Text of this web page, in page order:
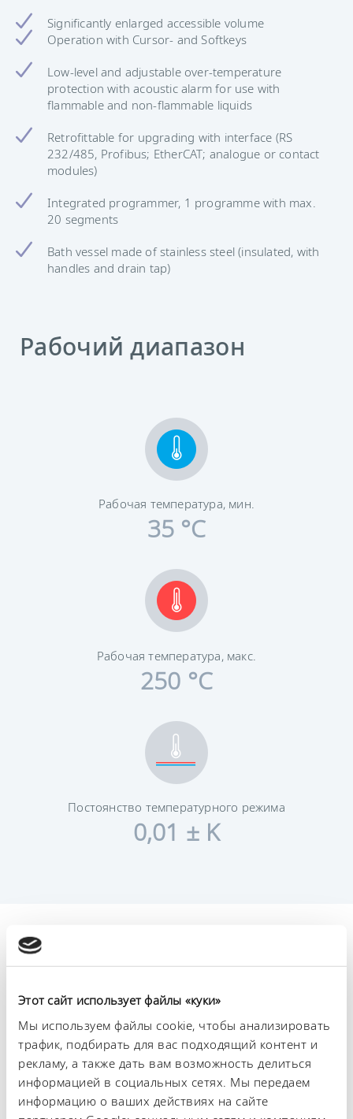
Этот сайт использует файлы «куки»
Мы используем файлы cookie, чтобы анализировать
трафик, подбирать для вас подходящий контент и
рекламу, а также дать вам возможность делиться
информацией в социальных сетях. Мы передаем
информацию о ваших действиях на сайте
Significantly enlarged accessible volume
Operation with Cursor- and Softkeys
Low-level and adjustable over-temperature
protection with acoustic alarm for use with
flammable and non-flammable liquids
Retrofittable for upgrading with interface (RS
232/485, Profibus; EtherCAT; analogue or contact
modules)
Integrated programmer, 1 programme with max.
20 segments
Bath vessel made of stainless steel (insulated, with
handles and drain tap)
Рабочий диапазон
Рабочая температура, мин.
35 °C
Рабочая температура, макс.
250 °C
Постоянство температурного режима
0,01 ± K
Технические
характеристики (согл.
DIN 12876)
Диапазон рабочих температур
35 ... 250 °C
Диапазон рабочих температур с водяным
охлаждением